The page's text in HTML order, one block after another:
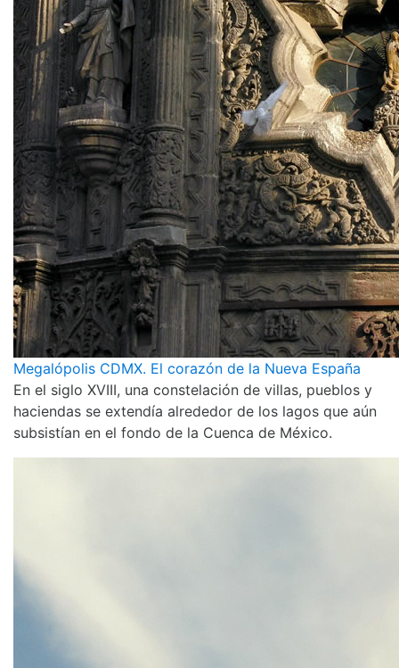
Megalópolis CDMX. El corazón de la Nueva España
En el siglo XVIII, una constelación de villas, pueblos y
haciendas se extendía alrededor de los lagos que aún
subsistían en el fondo de la Cuenca de México.